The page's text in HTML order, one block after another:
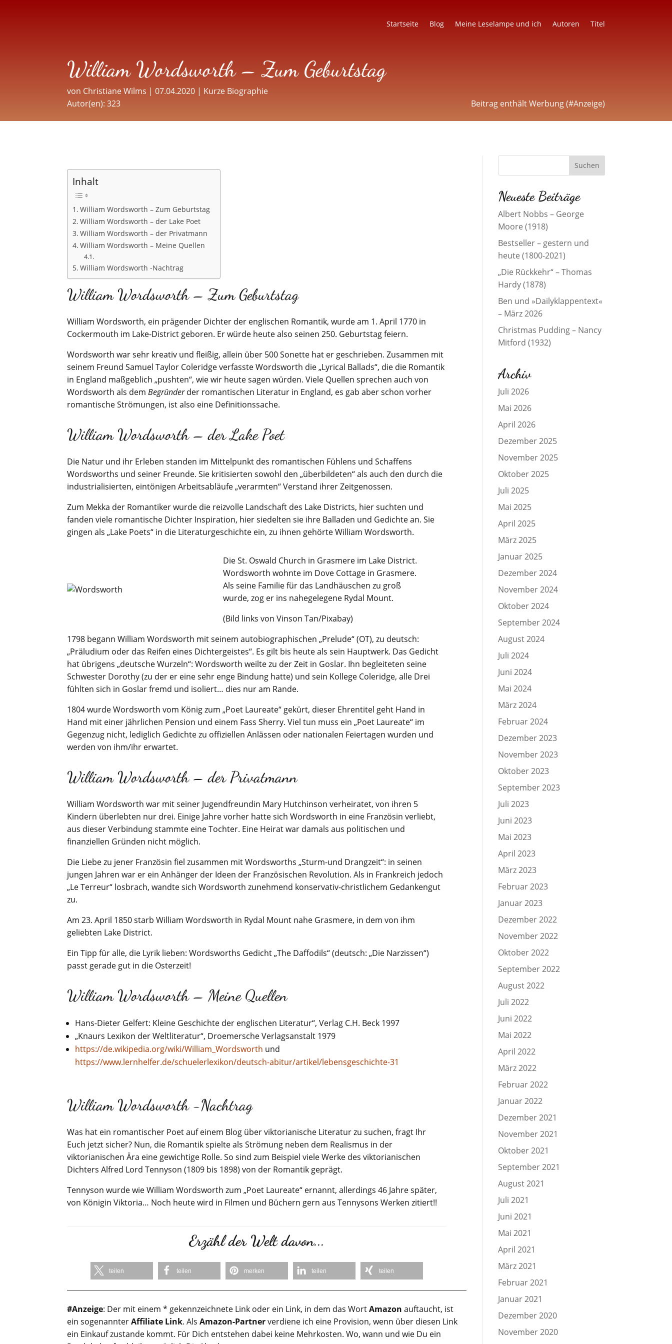
Startseite Blog Meine Leselampe und ich Autoren Titel
William Wordsworth – Zum Geburtstag
von Christiane Wilms |07.04.2020 | Kurze Biographie
Autor(en): 323
Beitrag enthält Werbung (#Anzeige)
Inhalt
William Wordsworth – Zum Geburtstag
William Wordsworth – der Lake Poet
William Wordsworth – der Privatmann
William Wordsworth – Meine Quellen
William Wordsworth -Nachtrag
William Wordsworth – Zum Geburtstag
William Wordsworth, ein prägender Dichter der englischen Romantik, wurde am 1. April 1770 in
Cockermouth im Lake-District geboren. Er würde heute also seinen 250. Geburtstag feiern.
Wordsworth war sehr kreativ und fleißig, allein über 500 Sonette hat er geschrieben. Zusammen mit
seinem Freund Samuel Taylor Coleridge verfasste Wordsworth die „Lyrical Ballads“, die die Romantik
in England maßgeblich „pushten“, wie wir heute sagen würden. Viele Quellen sprechen auch von
Wordsworth als demBegründerder romantischen Literatur in England, es gab aber schon vorher
romantische Strömungen, ist also eine Definitionssache.
William Wordsworth – der Lake Poet
Die Natur und ihr Erleben standen im Mittelpunkt des romantischen Fühlens und Schaffens
Wordsworths und seiner Freunde. Sie kritisierten sowohl den „überbildeten“ als auch den durch die
industrialisierten, eintönigen Arbeitsabläufe „verarmten“ Verstand ihrer Zeitgenossen.
Zum Mekka der Romantiker wurde die reizvolle Landschaft des Lake Districts, hier suchten und
fanden viele romantische Dichter Inspiration, hier siedelten sie ihre Balladen und Gedichte an. Sie
gingen als „Lake Poets“ in die Literaturgeschichte ein, zu ihnen gehörte William Wordsworth.
Die St. Oswald Church in Grasmere im Lake District.
Wordsworth wohnte im Dove Cottage in Grasmere.
Als seine Familie für das Landhäuschen zu groß
wurde, zog er ins nahegelegene Rydal Mount.
(Bild links von Vinson Tan/Pixabay)
1798 begann William Wordsworth mit seinem autobiographischen „Prelude“ (OT), zu deutsch:
„Präludium oder das Reifen eines Dichtergeistes“. Es gilt bis heute als sein Hauptwerk. Das Gedicht
hat übrigens „deutsche Wurzeln“: Wordsworth weilte zu der Zeit in Goslar. Ihn begleiteten seine
Schwester Dorothy (zu der er eine sehr enge Bindung hatte) und sein Kollege Coleridge, alle Drei
fühlten sich in Goslar fremd und isoliert… dies nur am Rande.
1804 wurde Wordsworth vom König zum „Poet Laureate“ gekürt, dieser Ehrentitel geht Hand in
Hand mit einer jährlichen Pension und einem Fass Sherry. Viel tun muss ein „Poet Laureate“ im
Gegenzug nicht, lediglich Gedichte zu offiziellen Anlässen oder nationalen Feiertagen wurden und
werden von ihm/ihr erwartet.
William Wordsworth – der Privatmann
William Wordsworth war mit seiner Jugendfreundin Mary Hutchinson verheiratet, von ihren 5
Kindern überlebten nur drei. Einige Jahre vorher hatte sich Wordsworth in eine Französin verliebt,
aus dieser Verbindung stammte eine Tochter. Eine Heirat war damals aus politischen und
finanziellen Gründen nicht möglich.
Die Liebe zu jener Französin fiel zusammen mit Wordsworths „Sturm-und Drangzeit“: in seinen
jungen Jahren war er ein Anhänger der Ideen der Französischen Revolution. Als in Frankreich jedoch
„Le Terreur“ losbrach, wandte sich Wordsworth zunehmend konservativ-christlichem Gedankengut
zu.
Am 23. April 1850 starb William Wordsworth in Rydal Mount nahe Grasmere, in dem von ihm
geliebten Lake District.
Ein Tipp für alle, die Lyrik lieben: Wordsworths Gedicht „The Daffodils“ (deutsch: „Die Narzissen“)
passt gerade gut in die Osterzeit!
William Wordsworth – Meine Quellen
Hans-Dieter Gelfert: Kleine Geschichte der englischen Literatur“, Verlag C.H. Beck 1997
„Knaurs Lexikon der Weltliteratur“, Droemersche Verlagsanstalt 1979
https://de.wikipedia.org/wiki/William_Wordsworth und
https://www.lernhelfer.de/schuelerlexikon/deutsch-abitur/artikel/lebensgeschichte-31
William Wordsworth -Nachtrag
Was hat ein romantischer Poet auf einem Blog über viktorianische Literatur zu suchen, fragt Ihr
Euch jetzt sicher? Nun, die Romantik spielte als Strömung neben dem Realismus in der
viktorianischen Ära eine gewichtige Rolle. So sind zum Beispiel viele Werke des viktorianischen
Dichters Alfred Lord Tennyson (1809 bis 1898) von der Romantik geprägt.
Tennyson wurde wie William Wordsworth zum „Poet Laureate“ ernannt, allerdings 46 Jahre später,
von Königin Viktoria… Noch heute wird in Filmen und Büchern gern aus Tennysons Werken zitiert!!
Erzähl der Welt davon...
teilen teilen merken teilen teilen
#Anzeige: Der mit einem * gekennzeichnete Link oder ein Link, in dem das WortAmazon auftaucht, ist
ein sogenannterAffiliate Link. Als Amazon-Partner verdiene ich eine Provision, wenn über diesen Link
ein Einkauf zustande kommt. Für Dich entstehen dabei keine Mehrkosten. Wo, wann und wie Du ein
Neueste Beiträge
Albert Nobbs – George
Moore (1918)
Bestseller – gestern und
heute (1800-2021)
„Die Rückkehr“ – Thomas
Hardy (1878)
Ben und »Dailyklappentext«
– März 2026
Christmas Pudding – Nancy
Mitford (1932)
Archiv
Juli 2026
Mai 2026
April 2026
Dezember 2025
November 2025
Oktober 2025
Juli 2025
Mai 2025
April 2025
März 2025
Januar 2025
Dezember 2024
November 2024
Oktober 2024
September 2024
August 2024
Juli 2024
Juni 2024
Mai 2024
März 2024
Februar 2024
Dezember 2023
November 2023
Oktober 2023
September 2023
Juli 2023
Juni 2023
Mai 2023
April 2023
März 2023
Februar 2023
Januar 2023
Dezember 2022
November 2022
Oktober 2022
September 2022
August 2022
Juli 2022
Juni 2022
Mai 2022
April 2022
März 2022
Februar 2022
Januar 2022
Dezember 2021
November 2021
Oktober 2021
September 2021
August 2021
Juli 2021
Juni 2021
Mai 2021
April 2021
März 2021
Februar 2021
Januar 2021
Dezember 2020
November 2020